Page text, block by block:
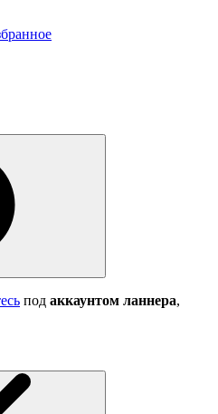
под аккаунтом ланнера,